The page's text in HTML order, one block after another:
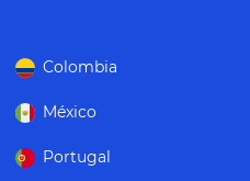
Colombia
México
Portugal